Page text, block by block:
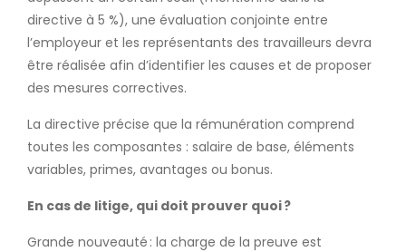
directive à 5 %), une évaluation conjointe entre
l’employeur et les représentants des travailleurs devra
être réalisée afin d’identifier les causes et de proposer
des mesures correctives.
La directive précise que la rémunération comprend
toutes les composantes : salaire de base, éléments
variables, primes, avantages ou bonus.
En cas de litige, qui doit prouver quoi?
Grande nouveauté : la charge de la preuve est